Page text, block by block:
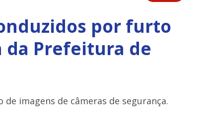
por furto
da Prefeitura de
imagens de câmeras de segurança.